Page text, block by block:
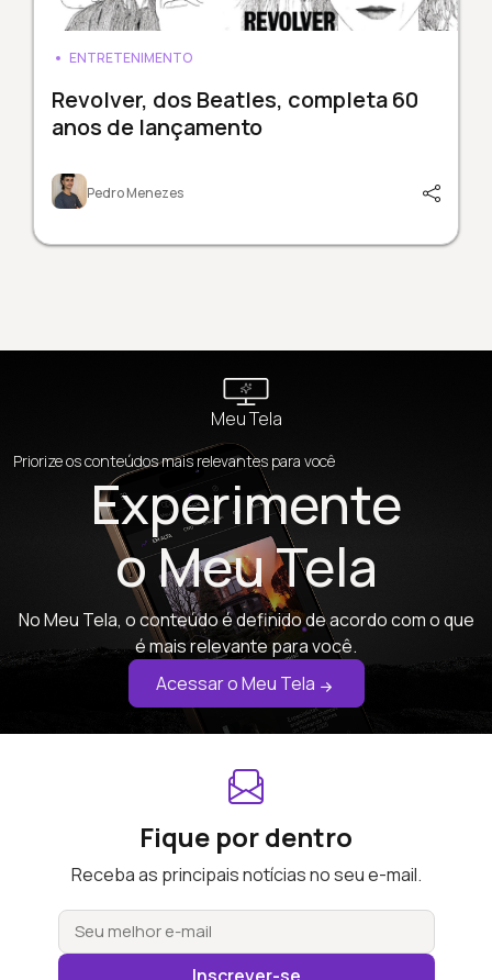
ENTRETENIMENTO
Revolver, dos Beatles, completa 60
anos de lançamento
Pedro Menezes
Meu Tela
Priorize os conteúdos mais relevantes para você
Experimente
o Meu Tela
No Meu Tela, o conteúdo é definido de acordo com o que
é mais relevante para você.
Acessar o Meu Tela
Fique por dentro
Receba as principais notícias no seu e-mail.